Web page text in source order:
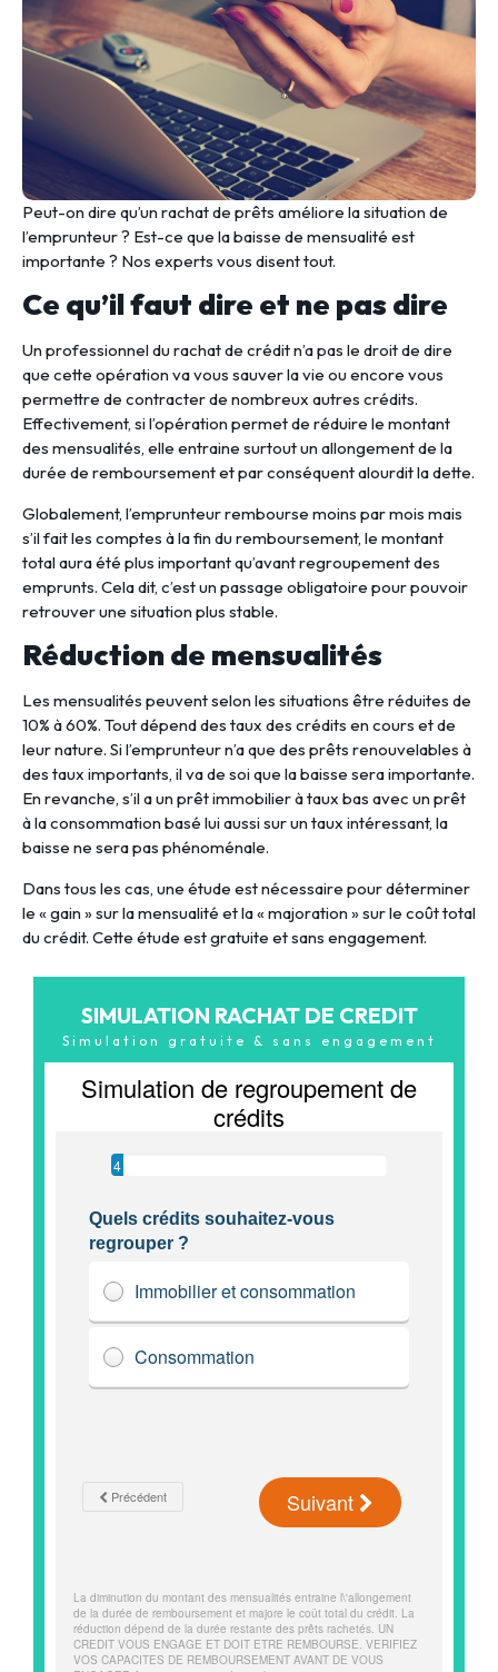
Peut-on dire qu’un rachat de prêts améliore la situation de
l’emprunteur ? Est-ce que la baisse de mensualité est
importante ? Nos experts vous disent tout.
Ce qu’il faut dire et ne pas dire
Un professionnel du rachat de crédit n’a pas le droit de dire
que cette opération va vous sauver la vie ou encore vous
permettre de contracter de nombreux autres crédits.
Effectivement, si l’opération permet de réduire le montant
des mensualités, elle entraine surtout un allongement de la
durée de remboursement et par conséquent alourdit la dette.
Globalement, l’emprunteur rembourse moins par mois mais
s’il fait les comptes à la fin du remboursement, le montant
total aura été plus important qu’avant regroupement des
emprunts. Cela dit, c’est un passage obligatoire pour pouvoir
retrouver une situation plus stable.
Réduction de mensualités
Les mensualités peuvent selon les situations être réduites de
10% à 60%. Tout dépend des taux des crédits en cours et de
leur nature. Si l’emprunteur n’a que des prêts renouvelables à
des taux importants, il va de soi que la baisse sera importante.
En revanche, s’il a un prêt immobilier à taux bas avec un prêt
à la consommation basé lui aussi sur un taux intéressant, la
baisse ne sera pas phénoménale.
Dans tous les cas, une étude est nécessaire pour déterminer
le « gain » sur la mensualité et la « majoration » sur le coût total
du crédit. Cette étude est gratuite et sans engagement.
SIMULATION RACHAT DE CREDIT
Simulation gratuite & sans engagement